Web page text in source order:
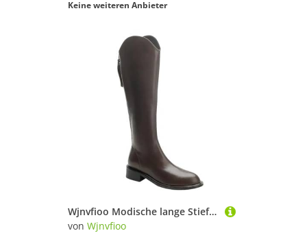
Keine weiteren Anbieter
Wjnvfioo Modische lange Stiefel für Damen, spitzer Zehenbereich, kniehoher Schaft, Keilabsatzschuhe
von Wjnvfioo